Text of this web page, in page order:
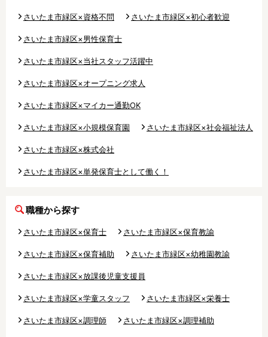
さいたま市緑区×資格不問 さいたま市緑区×初心者歓迎
さいたま市緑区×男性保育士
さいたま市緑区×当社スタッフ活躍中
さいたま市緑区×オープニング求人
さいたま市緑区×マイカー通勤OK
さいたま市緑区×小規模保育園 さいたま市緑区×社会福祉法人
さいたま市緑区×株式会社
さいたま市緑区×単発保育士として働く！
職種から探す
さいたま市緑区×保育士 さいたま市緑区×保育教諭
さいたま市緑区×保育補助 さいたま市緑区×幼稚園教諭
さいたま市緑区×放課後児童支援員
さいたま市緑区×学童スタッフ さいたま市緑区×栄養士
さいたま市緑区×調理師 さいたま市緑区×調理補助